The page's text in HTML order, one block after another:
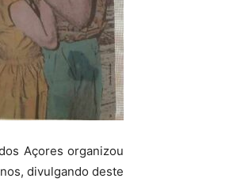
Açores organizou
divulgando deste